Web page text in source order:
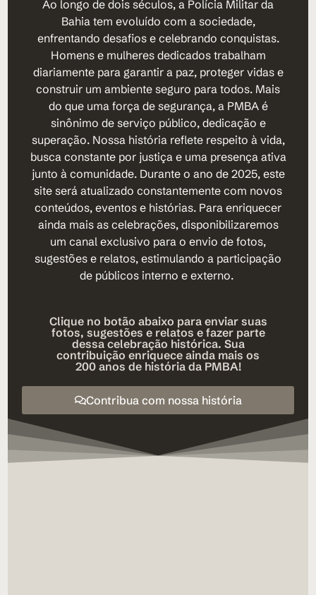
Ao longo de dois séculos, a Polícia Militar da
Bahia tem evoluído com a sociedade,
enfrentando desafios e celebrando conquistas.
Homens e mulheres dedicados trabalham
diariamente para garantir a paz, proteger vidas e
construir um ambiente seguro para todos. Mais
do que uma força de segurança, a PMBA é
sinônimo de serviço público, dedicação e
superação. Nossa história reflete respeito à vida,
busca constante por justiça e uma presença ativa
junto à comunidade. Durante o ano de 2025, este
site será atualizado constantemente com novos
conteúdos, eventos e histórias. Para enriquecer
ainda mais as celebrações, disponibilizaremos
um canal exclusivo para o envio de fotos,
sugestões e relatos, estimulando a participação
de públicos interno e externo.
Clique no botão abaixo para enviar suas
fotos, sugestões e relatos e fazer parte
dessa celebração histórica. Sua
contribuição enriquece ainda mais os
200 anos de história da PMBA!
Contribua com nossa história